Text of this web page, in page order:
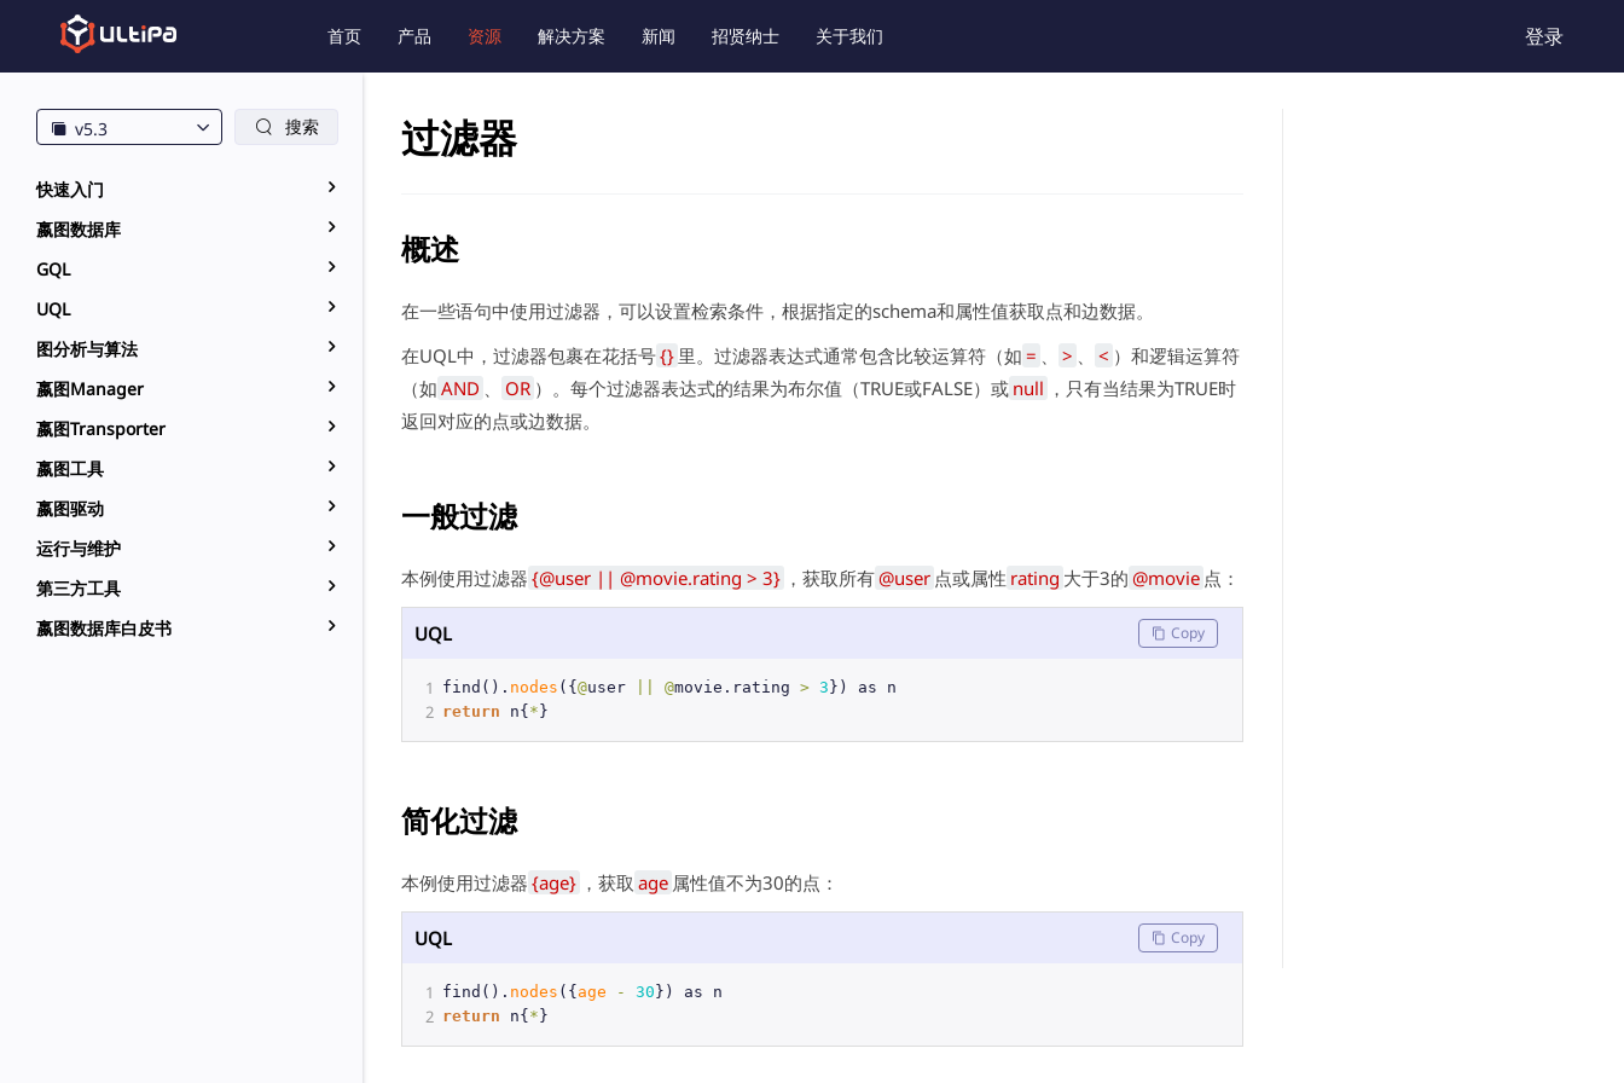
首页 产品 资源 解决方案 新闻 招贤纳士 关于我们 登录
v5.3 搜索
快速入门
嬴图数据库
GQL
UQL
图分析与算法
嬴图Manager
嬴图Transporter
嬴图工具
嬴图驱动
运行与维护
第三方工具
嬴图数据库白皮书
过滤器
概述
在一些语句中使用过滤器，可以设置检索条件，根据指定的schema和属性值获取点和边数据。
在UQL中，过滤器包裹在花括号{} 里。过滤器表达式通常包含比较运算符（如 = 、 > 、 < ）和逻辑运算符
（如 AND 、 OR ）。每个过滤器表达式的结果为布尔值（TRUE或FALSE）或 null ，只有当结果为TRUE时
返回对应的点或边数据。
一般过滤
本例使用过滤器 {@user || @movie.rating > 3} ，获取所有@user 点或属性 rating 大于3的 @movie 点：
UQL Copy
1 find (). nodes ({ @user @movie . rating > 3 }) as n
2 return n{ * }
简化过滤
本例使用过滤器 {age} ，获取 age 属性值不为30的点：
UQL Copy
1 find (). nodes ({ age - 30 }) as n
2 return n{ * }